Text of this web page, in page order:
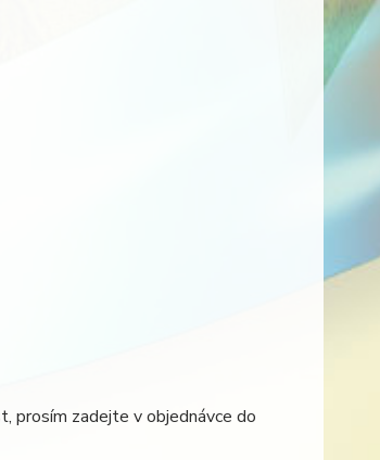
prosím zadejte v objednávce do